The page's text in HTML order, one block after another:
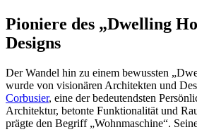
Pioniere des „Dwelling
Designs
Der Wandel hin zu einem bewussten
wurde von visionären Architekten und
Corbusier, eine der bedeutendsten
Architektur, betonte Funktionalität und
prägte den Begriff „Wohnmaschine“.